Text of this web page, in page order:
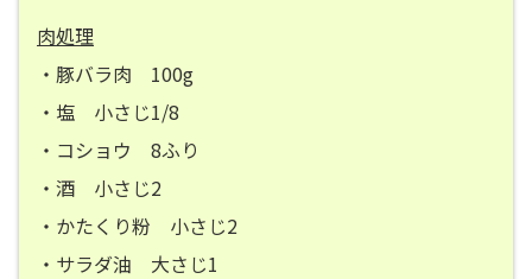
肉処理
・豚バラ肉 100g
・塩 小さじ1/8
・コショウ 8ふり
・酒 小さじ2
・かたくり粉 小さじ2
・サラダ油 大さじ1